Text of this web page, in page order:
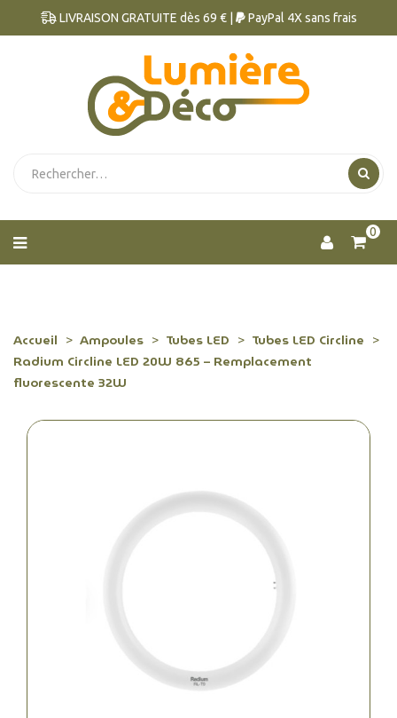
LIVRAISON GRATUITE dès 69 € | PayPal 4X sans frais
0
Accueil Ampoules Tubes LED
Tubes LED Circline
Radium Circline LED 20W 865 – Remplacement
fluorescente 32W